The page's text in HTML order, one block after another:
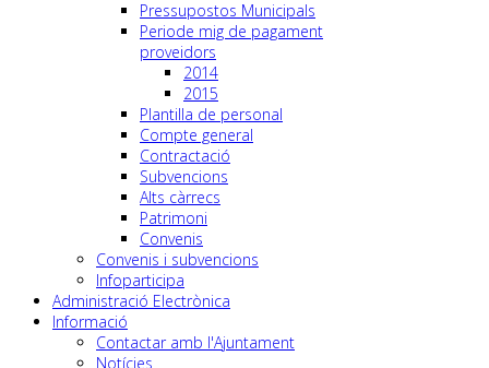
Pressupostos Municipals
Periode mig de pagament
proveidors
2014
2015
Plantilla de personal
Compte general
Contractació
Subvencions
Alts càrrecs
Patrimoni
Convenis
Convenis i subvencions
Infoparticipa
Administració Electrònica
Informació
Contactar amb l'Ajuntament
Notícies